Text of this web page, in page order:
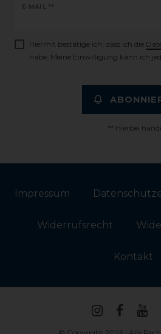
E-MAIL **
Newsletter
Hiermit bestätige ich, dass ich die
habe. Meine Einwilligung kann ich
** Hierbei
Impressum
Widerrufs­recht
Kontakt